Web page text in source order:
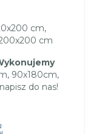
cm,
cm
90x180cm,
do nas!